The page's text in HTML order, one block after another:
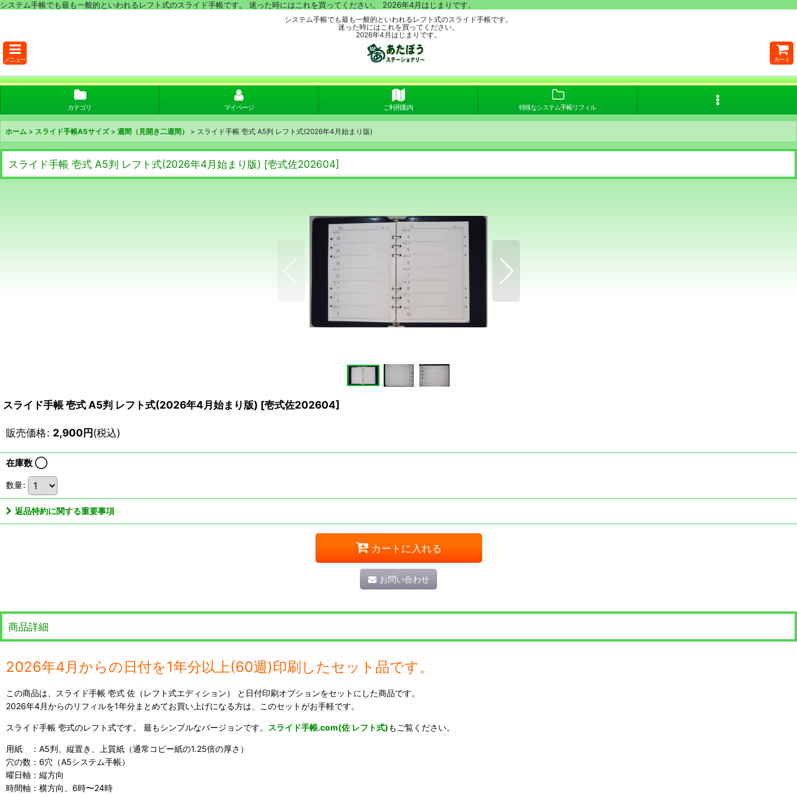
システム手帳でも最も一般的といわれるレフト式のスライド手帳です。 迷った時にはこれを買ってください。 2026年4月はじまりです。
システム手帳でも最も一般的といわれるレフト式のスライド手帳です。
迷った時にはこれを買ってください。
2026年4月はじまりです。
メニュー カート
カテゴリ マイページ ご利用案内 特殊なシステム手帳リフィル
ホーム > スライド手帳A5サイズ > 週間（見開き二週間） > スライド手帳 壱式 A5判 レフト式(2026年4月始まり版)
スライド手帳 壱式 A5判 レフト式(2026年4月始まり版) [壱式佐202604]
スライド手帳 壱式 A5判 レフト式(2026年4月始まり版) [壱式佐202604]
販売価格: 2,900円(税込)
在庫数 ◯
数量:
返品特約に関する重要事項
カートに入れる
お問い合わせ
商品詳細
2026年4月からの日付を1年分以上(60週)印刷したセット品です。
この商品は、スライド手帳 壱式 佐（レフト式エディション） と日付印刷オプションをセットにした商品です。
2026年4月からのリフィルを1年分まとめてお買い上げになる方は、このセットがお手軽です。
スライド手帳 壱式のレフト式です。 最もシンプルなバージョンです。 スライド手帳.com(佐 レフト式)もご覧ください。
用紙 ：A5判、縦置き、上質紙（通常コピー紙の1.25倍の厚さ）
穴の数：6穴（A5システム手帳）
曜日軸：縦方向
時間軸：横方向、6時〜24時